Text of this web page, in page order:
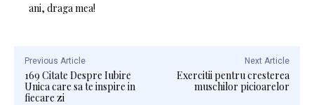
ani, draga mea!
Previous Article
169 Citate Despre Iubire
Unica care sa te inspire in
fiecare zi
Next Article
Exercitii pentru cresterea
muschilor picioarelor